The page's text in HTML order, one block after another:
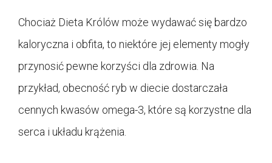
Chociaż Dieta Królów może wydawać się bardzo
kaloryczna i obfita, to niektóre jej elementy mogły
przynosić pewne korzyści dla zdrowia. Na
przykład, obecność ryb w diecie dostarczała
cennych kwasów omega-3, które są korzystne dla
serca i układu krążenia.